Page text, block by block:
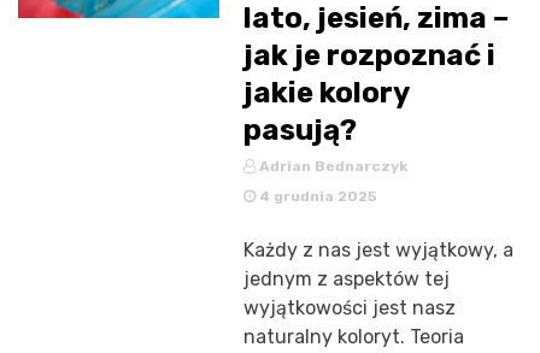
lato, jesień, zima –
jak je rozpoznać i
jakie kolory
pasują?
Adrian Bednarczyk
4 grudnia 2025
Każdy z nas jest wyjątkowy, a
jednym z aspektów tej
wyjątkowości jest nasz
naturalny koloryt. Teoria